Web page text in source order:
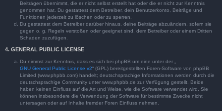
Beiträgen übernimmt, die er nicht selbst erstellt hat oder die er nicht zur Kenntnis
genommen hat. Du gestattest dem Betreiber, dein Benutzerkonto, Beiträge und
Funktionen jederzeit zu löschen oder zu sperren.
Du gestattest dem Betreiber darüber hinaus, deine Beiträge abzuändern, sofern sie
gegen o. g. Regeln verstoßen oder geeignet sind, dem Betreiber oder einem Dritten
Schaden zuzufügen.
4. GENERAL PUBLIC LICENSE
Du nimmst zur Kenntnis, dass es sich bei phpBB um eine unter der „
GNU General Public License v2“ (GPL) bereitgestellten Foren-Software von phpBB
Limited (www.phpbb.com) handelt; deutschsprachige Informationen werden durch die
deutschsprachige Community unter www.phpbb.de zur Verfügung gestellt. Beide
haben keinen Einfluss auf die Art und Weise, wie die Software verwendet wird. Sie
können insbesondere die Verwendung der Software für bestimmte Zwecke nicht
untersagen oder auf Inhalte fremder Foren Einfluss nehmen.